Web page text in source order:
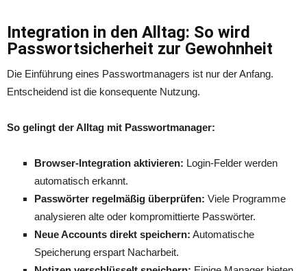
Integration in den Alltag: So wird
Passwortsicherheit zur Gewohnheit
Die Einführung eines Passwortmanagers ist nur der Anfang.
Entscheidend ist die konsequente Nutzung.
So gelingt der Alltag mit Passwortmanager:
Browser-Integration aktivieren: Login-Felder werden
automatisch erkannt.
Passwörter regelmäßig überprüfen: Viele Programme
analysieren alte oder kompromittierte Passwörter.
Neue Accounts direkt speichern: Automatische
Speicherung erspart Nacharbeit.